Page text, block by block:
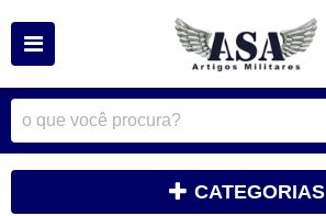
CATEGORIAS